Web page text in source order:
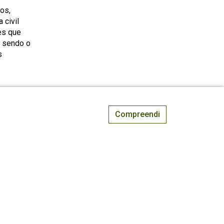
civil
que
sendo o
Compreendi